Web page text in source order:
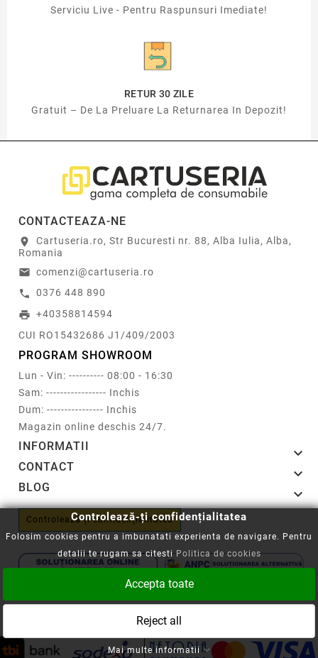
Serviciu Live - Pentru Raspunsuri Imediate!
RETUR 30 ZILE
Gratuit – De La Preluare La Returnarea In Depozit!
CONTACTEAZA-NE
location_on
Cartuseria.ro, Str Bucuresti nr. 88, Alba Iulia, Alba,
Romania
email comenzi@cartuseria.ro
call 0376 448 890
print +40358814594
CUI RO15432686 J1/409/2003
PROGRAM SHOWROOM
Lun - Vin: ---------- 08:00 - 16:30
Sam: ----------------- Inchis
Dum: ---------------- Inchis
Magazin online deschis 24/7.
INFORMATII 
CONTACT 
BLOG 
Controlează-ți confidențialitatea
Copyright © 2008-2026 - Cartuseria.ro
Politica SOL
Controlează-ți confidențialitatea
Folosim cookies pentru a imbunatati experienta de navigare. Pentru
detalii te rugam sa citestiPolitica de cookies
Accepta toate
Reject all
Mai multe informatii